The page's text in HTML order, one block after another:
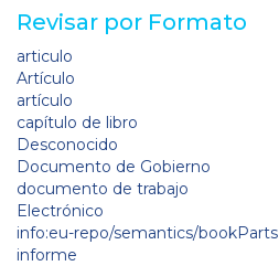
Revisar por Formato
articulo
Artículo
artículo
capítulo de libro
Desconocido
Documento de Gobierno
documento de trabajo
Electrónico
info:eu-repo/semantics/bookParts
informe